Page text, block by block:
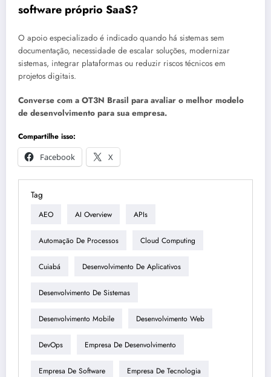
software próprio SaaS?
O apoio especializado é indicado quando há sistemas sem
documentação, necessidade de escalar soluções, modernizar
sistemas, integrar plataformas ou reduzir riscos técnicos em
projetos digitais.
Converse com a OT3N Brasil para avaliar o melhor modelo
de desenvolvimento para sua empresa.
Compartilhe isso:
Facebook
X
Tag
AEO AI Overview APIs
Automação De Processos Cloud Computing
Cuiabá Desenvolvimento De Aplicativos
Desenvolvimento De Sistemas
Desenvolvimento Mobile Desenvolvimento Web
DevOps Empresa De Desenvolvimento
Empresa De Software Empresa De Tecnologia